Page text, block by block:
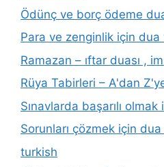
Ödünç ve borç ödeme
Para ve zenginlik için dua
Ramazan – ıftar duası ,
Rüya Tabirleri – A'dan
Sınavlarda başarılı
Sorunları çözmek için
turkish